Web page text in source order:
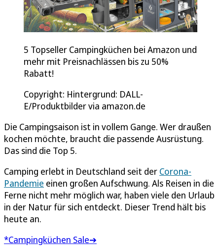
5 Topseller Campingküchen bei Amazon und
mehr mit Preisnachlässen bis zu 50%
Rabatt!
Copyright: Hintergrund: DALL-
E/Produktbilder via amazon.de
Die Campingsaison ist in vollem Gange. Wer draußen
kochen möchte, braucht die passende Ausrüstung.
Das sind die Top 5.
Camping erlebt in Deutschland seit der Corona-
Pandemie einen großen Aufschwung. Als Reisen in die
Ferne nicht mehr möglich war, haben viele den Urlaub
in der Natur für sich entdeckt. Dieser Trend hält bis
heute an.
*Campingküchen Sale➔